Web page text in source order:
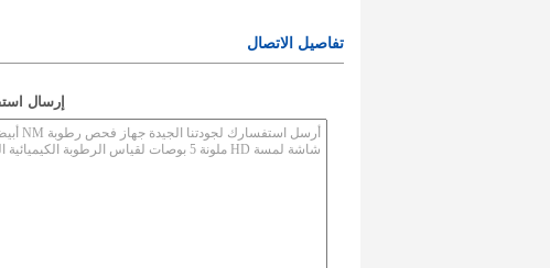
تفاصيل الاتصال
إرسال